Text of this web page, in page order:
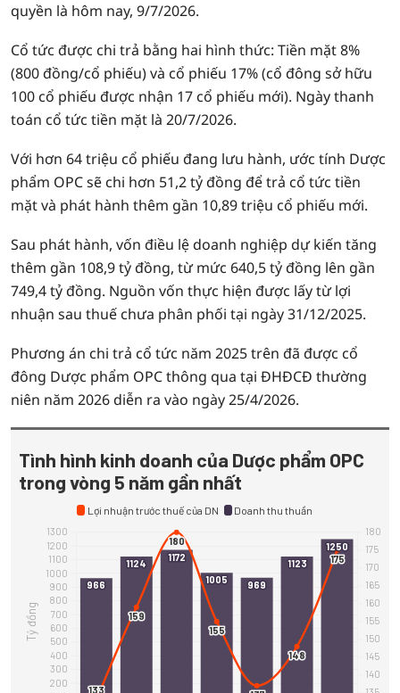
quyền là hôm nay, 9/7/2026.
Cổ tức được chi trả bằng hai hình thức: Tiền mặt 8%
(800 đồng/cổ phiếu) và cổ phiếu 17% (cổ đông sở hữu
100 cổ phiếu được nhận 17 cổ phiếu mới). Ngày thanh
toán cổ tức tiền mặt là 20/7/2026.
Với hơn 64 triệu cổ phiếu đang lưu hành, ước tính Dược
phẩm OPC sẽ chi hơn 51,2 tỷ đồng để trả cổ tức tiền
mặt và phát hành thêm gần 10,89 triệu cổ phiếu mới.
Sau phát hành, vốn điều lệ doanh nghiệp dự kiến tăng
thêm gần 108,9 tỷ đồng, từ mức 640,5 tỷ đồng lên gần
749,4 tỷ đồng. Nguồn vốn thực hiện được lấy từ lợi
nhuận sau thuế chưa phân phối tại ngày 31/12/2025.
Phương án chi trả cổ tức năm 2025 trên đã được cổ
đông Dược phẩm OPC thông qua tại ĐHĐCĐ thường
niên năm 2026 diễn ra vào ngày 25/4/2026.